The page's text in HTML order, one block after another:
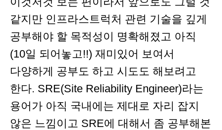
같지만 인프라스트럭처 관련 기술을 깊게
공부해야 할 목적성이 명확해졌고 아직
(10일 되어놓고!!) 재미있어 보여서
다양하게 공부도 하고 시도도 해보려고
한다. SRE(Site Reliability Engineer)라는
용어가 아직 국내에는 제대로 자리 잡지
않은 느낌이고 SRE에 대해서 좀 공부해본